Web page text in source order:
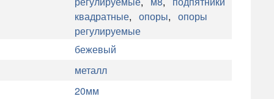
квадратные, опоры, опоры
регулируемые
бежевый
металл
20мм